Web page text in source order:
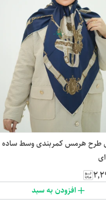
طرح هرمس کمربندی وسط ساده
افزودن به سبد